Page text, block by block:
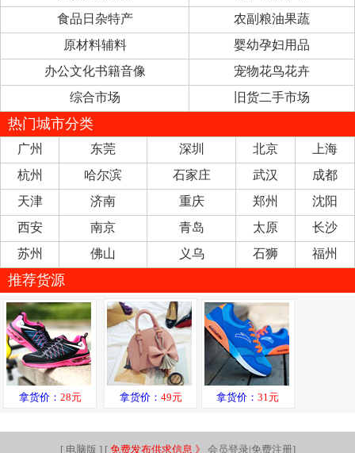
食品日杂特产
农副粮油果蔬
原材料辅料
婴幼孕妇用品
办公文化书籍音像
宠物花鸟花卉
综合市场
旧货二手市场
热门城市分类
广州 东莞 深圳 北京
上海
杭州
哈尔滨 石家庄 武汉
成都
天津
济南 重庆 郑州
沈阳
西安
南京 青岛 太原
长沙
苏州
佛山 义乌 石狮 福州
推荐货源
拿货价： 28元 拿货价： 49元 拿货价：31元
[ 电脑版 ] [ 免费发布供求信息 》 会员登录|免费注册]